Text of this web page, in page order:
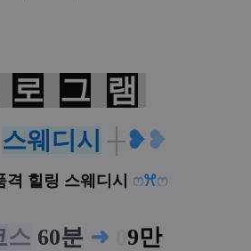
로 그 램
스웨디시 ┼❥❥
격 힐링 스웨디시 ෆꕮෆ
스 60분 ➜ 9만